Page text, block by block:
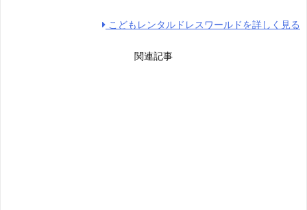
こどもレンタルドレスワールドを詳しく見る
関連記事